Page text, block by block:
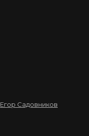
Егор Садовников